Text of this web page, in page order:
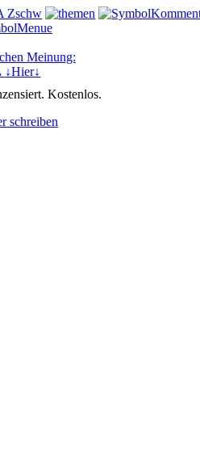
Meinung:
↓Hier↓
Kostenlos.
schreiben